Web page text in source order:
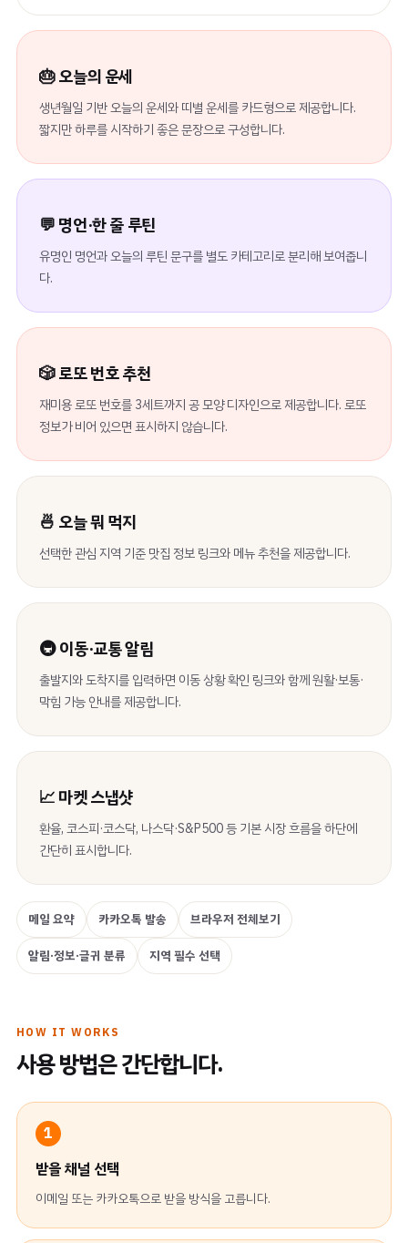
🎂 오늘의 운세
생년월일 기반 오늘의 운세와 띠별 운세를 카드형으로 제공합니다.
짧지만 하루를 시작하기 좋은 문장으로 구성합니다.
💬 명언·한 줄 루틴
유명인 명언과 오늘의 루틴 문구를 별도 카테고리로 분리해 보여줍니
다.
🎲 로또 번호 추천
재미용 로또 번호를 3세트까지 공 모양 디자인으로 제공합니다. 로또
정보가 비어 있으면 표시하지 않습니다.
🍜 오늘 뭐 먹지
선택한 관심 지역 기준 맛집 정보 링크와 메뉴 추천을 제공합니다.
🚇 이동·교통 알림
출발지와 도착지를 입력하면 이동 상황 확인 링크와 함께 원활·보통·
막힘 가능 안내를 제공합니다.
📈 마켓 스냅샷
환율, 코스피·코스닥, 나스닥·S&P500 등 기본 시장 흐름을 하단에
간단히 표시합니다.
메일 요약 카카오톡 발송 브라우저 전체보기
알림·정보·글귀 분류 지역 필수 선택
HOW IT WORKS
사용 방법은 간단합니다.
1
받을 채널 선택
이메일 또는 카카오톡으로 받을 방식을 고릅니다.